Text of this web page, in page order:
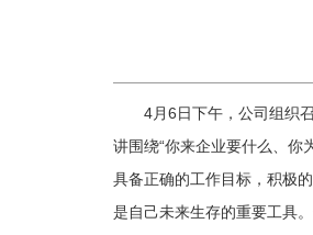
4月6日下午，公司组织
讲围绕“你来企业要什么、你
具备正确的工作目标，积极
是自己未来生存的重要工具